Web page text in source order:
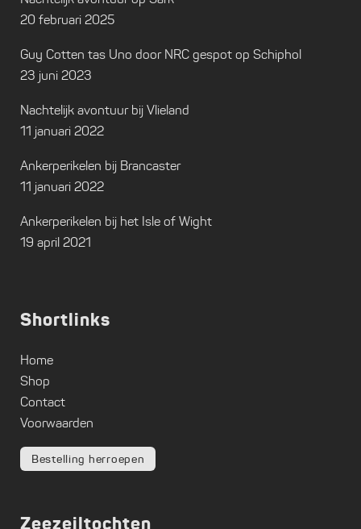
20 februari 2025
Guy Cotten tas Uno door NRC gespot op Schiphol
23 juni 2023
Nachtelijk avontuur bij Vlieland
11 januari 2022
Ankerperikelen bij Brancaster
11 januari 2022
Ankerperikelen bij het Isle of Wight
19 april 2021
Shortlinks
Home
Shop
Contact
Voorwaarden
Bestelling herroepen
Zeezeiltochten